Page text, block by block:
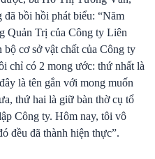
bồi hồi phát biểu: “Năm
Quản Trị của Công ty Liên
cơ sở vật chất của Công ty
chỉ có 2 mong ước: thứ nhất là
là tên gắn với mong muốn
thứ hai là giữ bàn thờ cụ tổ
Công ty. Hôm nay, tôi vô
đều đã thành hiện thực”.